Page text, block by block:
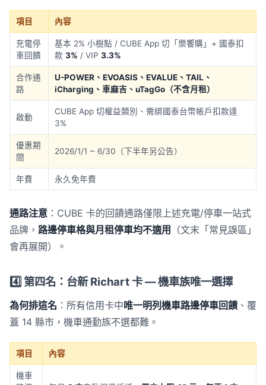
項目 內容
充電停
車回饋
基本 2% 小樹點 / CUBE App 切「樂饗購」+ 國泰扣
款 3% / VIP 3.3%
合作通
路
U-POWER、EVOASIS、EVALUE、TAIL、
iCharging、車麻吉、uTagGo（不含月租）
啟動
CUBE App 切權益類別、需綁國泰台幣帳戶扣款達
3%
優惠期
間
2026/1/1 ~ 6/30（下半年另公告）
年費 永久免年費
通路注意 ：CUBE 卡的回饋通路僅限上述充電/停車一站式
品牌， 路邊停車格與月租停車均不適用 （文末「常見誤區」
會再展開）。
4️⃣ 第四名：台新 Richart 卡 — 機車族唯一選擇
為何排這名 ：所有信用卡中唯一明列機車路邊停車回饋 、覆
蓋 14 縣市，機車通勤族不選都難。
項目 內容
機車